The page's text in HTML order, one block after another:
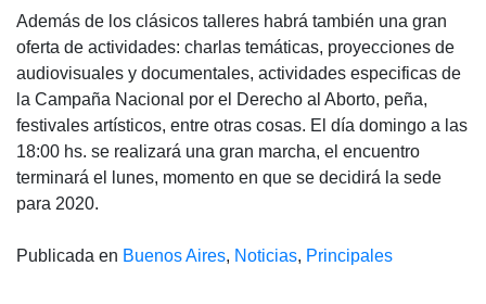
Además de los clásicos talleres habrá también una gran
oferta de actividades: charlas temáticas, proyecciones de
audiovisuales y documentales, actividades especificas de
la Campaña Nacional por el Derecho al Aborto, peña,
festivales artísticos, entre otras cosas. El día domingo a las
18:00 hs. se realizará una gran marcha, el encuentro
terminará el lunes, momento en que se decidirá la sede
para 2020.
Publicada en Buenos Aires, Noticias, Principales